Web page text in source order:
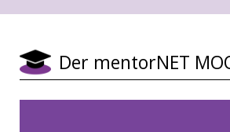
Der mentorNET